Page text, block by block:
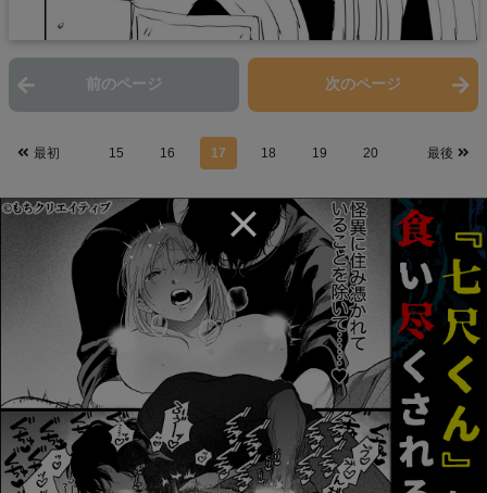
前のページ 次のページ
最初 15 16 17 18 19 20 最後